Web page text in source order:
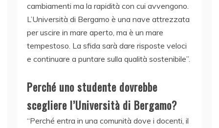
cambiamenti ma la rapidità con cui avvengono.
L’Università di Bergamo è una nave attrezzata
per uscire in mare aperto, ma è un mare
tempestoso. La sfida sarà dare risposte veloci
e continuare a puntare sulla qualità sostenibile”.
Perché uno studente dovrebbe
scegliere l’Università di Bergamo?
“Perché entra in una comunità dove i docenti, il